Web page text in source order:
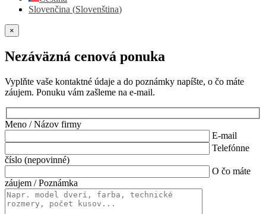
Slovenčina (Slovenština)
×
Nezáväzná cenová ponuka
Vyplňte vaše kontaktné údaje a do poznámky napíšte, o čo máte
záujem. Ponuku vám zašleme na e-mail.
Meno / Názov firmy
E-mail
Telefónne
číslo (nepovinné)
O čo máte
záujem / Poznámka